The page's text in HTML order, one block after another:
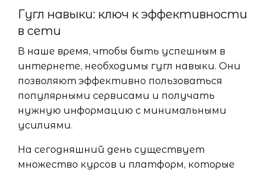
Гугл навыки: ключ к эффективности
в сети
В наше время, чтобы быть успешным в
интернете, необходимы гугл навыки. Они
позволяют эффективно пользоваться
популярными сервисами и получать
нужную информацию с минимальными
усилиями.
На сегодняшний день существует
множество курсов и платформ, которые